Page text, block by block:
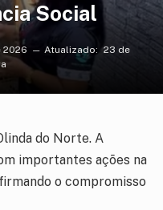
Social
2026 Atualizado: 23 de
do Norte. A
importantes ações na
o compromisso